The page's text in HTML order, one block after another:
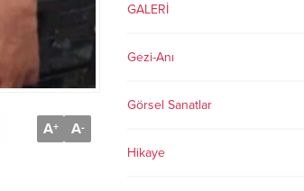
A+ A-
GALERİ
Gezi-Anı
Görsel Sanatlar
Hikaye